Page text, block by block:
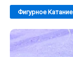
Фигурное Катание